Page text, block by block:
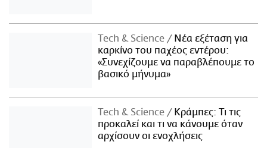
Τech & Science
Νέα εξέταση για
καρκίνο του παχέος εντέρου:
«Συνεχίζουμε να παραβλέπουμε το
βασικό μήνυμα»
Τech & Science
Κράμπες: Τι τις
προκαλεί και τι να κάνουμε όταν
αρχίσουν οι ενοχλήσεις